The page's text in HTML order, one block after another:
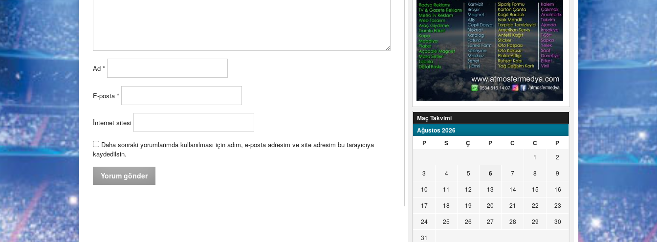
Ad *
E-posta *
İnternet sitesi
Daha sonraki yorumlarımda kullanılması için adım, e-posta adresim ve site adresim bu tarayıcıya
kaydedilsin.
Maç Takvimi
Ağustos 2026
P
S Ç P C C P
1
2
3
4 5 6 7 8
9
10
11 12 13 14 15
16
17
18 19 20 21 22
23
24
25 26 27 28 29
30
31